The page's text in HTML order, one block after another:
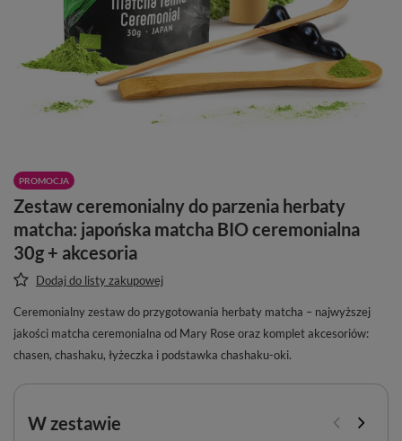
PROMOCJA
Zestaw ceremonialny do parzenia herbaty
matcha: japońska matcha BIO ceremonialna
30g + akcesoria
Dodaj do listy zakupowej
Ceremonialny zestaw do przygotowania herbaty matcha – najwyższej
jakości matcha ceremonialna od Mary Rose oraz komplet akcesoriów:
chasen, chashaku, łyżeczka i podstawka chashaku-oki.
W zestawie